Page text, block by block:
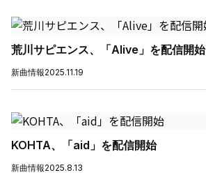
荒川サピエンス、「Alive」を配信開始
新曲情報2025.11.19
KOHTA、「aid」を配信開始
新曲情報2025.8.13